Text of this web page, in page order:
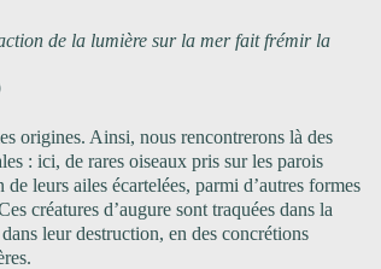
de la lumière sur la mer fait frémir la
origines. Ainsi, nous rencontrerons là des
: ici, de rares oiseaux pris sur les parois
leurs ailes écartelées, parmi d’autres formes
créatures d’augure sont traquées dans la
leur destruction, en des concrétions